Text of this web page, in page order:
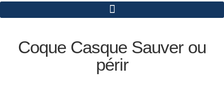
Coque Casque Sauver ou
périr